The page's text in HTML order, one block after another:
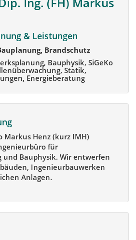
& Leistungen
Brandschutz
Bauphysik, SiGeKo
Statik,
Energieberatung
Markus Henz (kurz IMH)
für
und Bauphysik. Wir entwerfen
Ingenieurbauwerken
Anlagen.